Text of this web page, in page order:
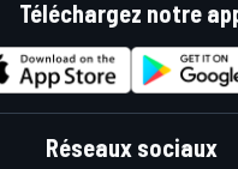
Téléchargez notre
Réseaux sociaux